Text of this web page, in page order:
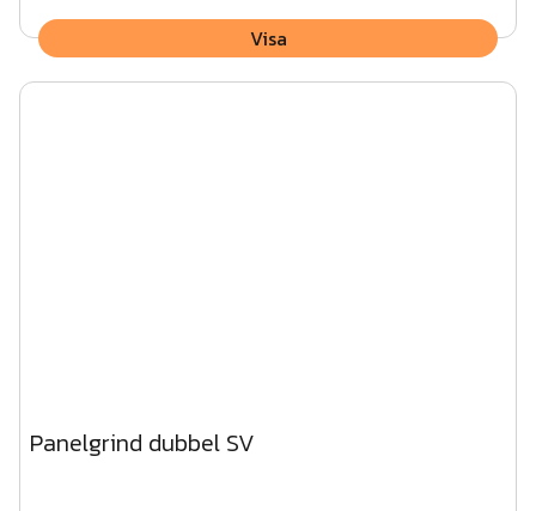
Visa
Panelgrind dubbel SV